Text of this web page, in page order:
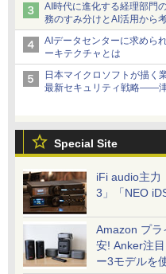
AI時代に進化する経理部門
務のすみ分けとAI活用から
ナンス戦略
AIデータセンターに求めら
ーキテクチャとは
日本マイクロソフトが描く
最新セキュリティ戦略――
Special Site
iFi audio主力
3」「NEO
Amazon プラ
安! Anker注
ー3モデルを